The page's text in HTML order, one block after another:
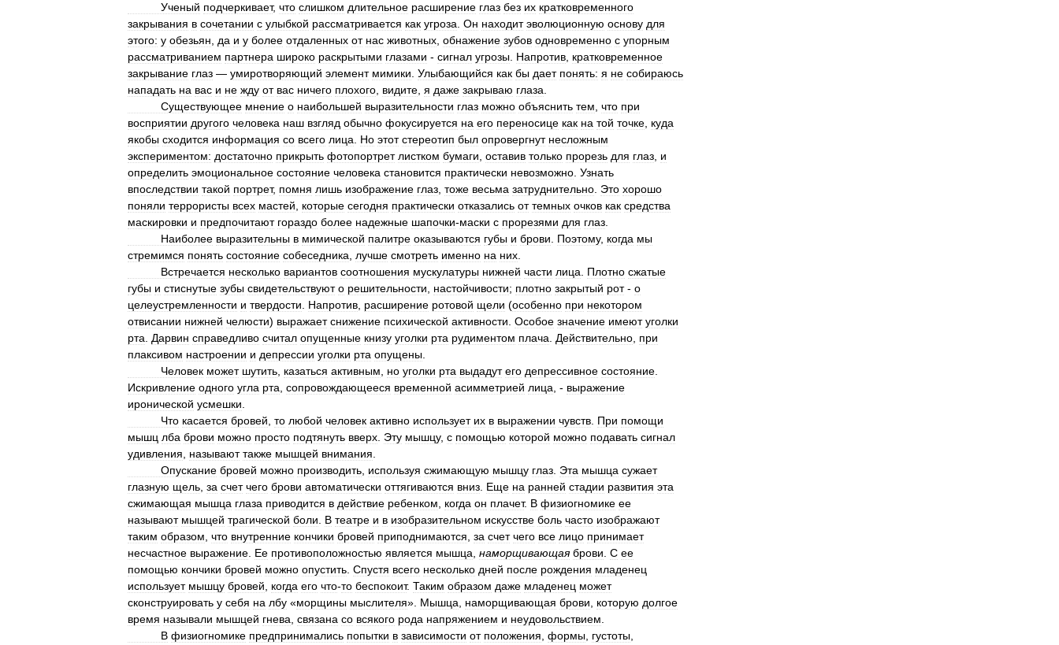
Ученый подчеркивает, что слишком длительное расширение глаз без их кратковременного
закрывания в сочетании с улыбкой рассматривается как угроза Он находит эволюционную основу для
этого: у обезьян да и у более отдаленных от нас животных обнажение зубов одновременно с упорным
рассматриванием партнера широко раскрытыми глазами - сигнал угрозы Напротив кратковременное
закрывание глаз — умиротворяющий элемент мимики Улыбающийся как бы дает понять: я не собираюсь
нападать на вас и не жду от вас ничего плохого видите я даже закрываю глаза
Существующее мнение о наибольшей выразительности глаз можно объяснить тем что при
восприятии другого человека наш взгляд обычно фокусируется на его переносице как на той точке куда
якобы сходится информация со всего лица Но этот стереотип был опровергнут несложным
экспериментом: достаточно прикрыть фотопортрет листком бумаги оставив только прорезь для глаз и
определить эмоциональное состояние человека становится практически невозможно Узнать
впоследствии такой портрет, помня лишь изображение глаз тоже весьма затруднительно Это хорошо
поняли террористы всех мастей которые сегодня практически отказались от темных очков как средства
маскировки и предпочитают гораздо более надежные шапочки-маски с прорезями для глаз
Наиболее выразительны в мимической палитре оказываются губы и брови Поэтому, когда мы
стремимся понять состояние собеседника лучше смотреть именно на них
Встречается несколько вариантов соотношения мускулатуры нижней части лица Плотно сжатые
губы и стиснутые зубы свидетельствуют о решительности настойчивости; плотно закрытый рот- о
целеустремленности и твердости Напротив расширение ротовой щели (особенно при некотором
отвисании нижней челюсти) выражает снижение психической активности Особое значение имеют уголки
рта
Дарвин справедливо считал опущенные книзу уголки рта рудиментом плача Действительно при
плаксивом настроении и депрессии уголки рта опущены
Человек может шутить казаться активным но уголки рта выдадут его депрессивное состояние
Искривление одного угла рта сопровождающееся временной асимметрией лица , - выражение
иронической усмешки
Что касается бровей то любой человек активно использует их в выражении чувств При помощи
мышц лба брови можно просто подтянуть вверх Эту мышцу, с помощью которой можно подавать сигнал
удивления
называют также мышцей внимания
Опускание бровей можно производить используя сжимающую мышцу глаз Эта мышца сужает
глазную щель за счет чего брови автоматически оттягиваются вниз Еще на ранней стадии развития эта
сжимающая мышца глаза приводится в действие ребенком когда он плачет. В физиогномике ее
называют мышцей трагической боли В театре и в изобразительном искусстве боль часто изображают
таким образом что внутренние кончики бровей приподнимаются за счет чего все лицо принимает
несчастное выражение Ее противоположностью является мышца наморщивающая брови С ее
помощью кончики бровей можно опустить Спустя всего несколько дней после рождения младенец
использует мышцу бровей когда его что-то беспокоит. Таким образом даже младенец может
сконструировать у себя на лбу «морщины мыслителя». Мышца наморщивающая брови которую долгое
время называли мышцей гнева связана со всякого рода напряжением и неудовольствием
В физиогномике предпринимались попытки в зависимости от положения формы густоты